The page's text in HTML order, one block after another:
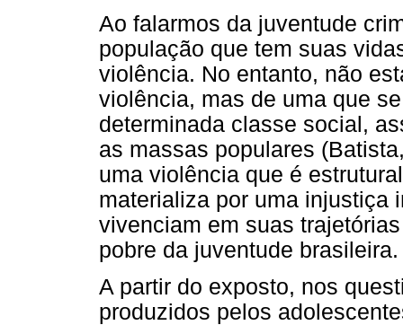
Ao falarmos da juventude
população que tem suas
violência. No entanto, não
violência, mas de uma que
determinada classe social,
as massas populares
uma violência que é
materializa por uma injustiça
vivenciam em suas
pobre da juventude brasileira.
A partir do exposto, nos
produzidos pelos